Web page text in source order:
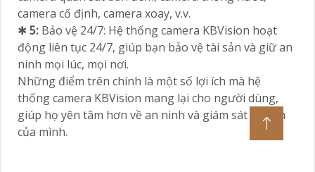
camera cố định, camera xoay, v.v.
✱ 5: Bảo vệ 24/7: Hệ thống camera KBVision hoạt
động liên tục 24/7, giúp bạn bảo vệ tài sản và giữ an
ninh mọi lúc, mọi nơi.
Những điểm trên chính là một số lợi ích mà hệ
thống camera KBVision mang lại cho người dùng,
giúp họ yên tâm hơn về an ninh và giám sát tài sản
của mình.